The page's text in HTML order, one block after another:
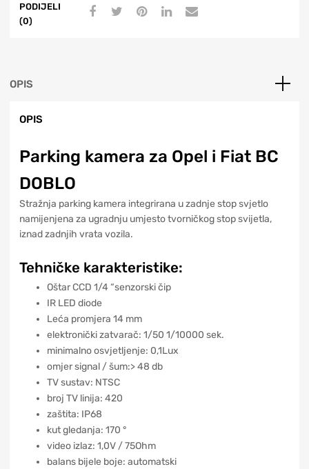
PODIJELI
(0)
OPIS
OPIS
Parking kamera za Opel i Fiat BC
DOBLO
Stražnja parking kamera integrirana u zadnje stop svjetlo
namijenjena za ugradnju umjesto tvorničkog stop svijetla,
iznad zadnjih vrata vozila.
Tehničke karakteristike:
Oštar CCD 1/4 “senzorski čip
IR LED diode
Leća promjera 14 mm
elektronički zatvarač: 1/50 1/10000 sek.
minimalno osvjetljenje: 0,1Lux
omjer signal / šum:> 48 db
TV sustav: NTSC
broj TV linija: 420
zaštita: IP68
kut gledanja: 170 °
video izlaz: 1,0V / 75Ohm
balans bijele boje: automatski